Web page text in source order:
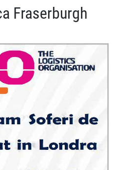
Fraserburgh